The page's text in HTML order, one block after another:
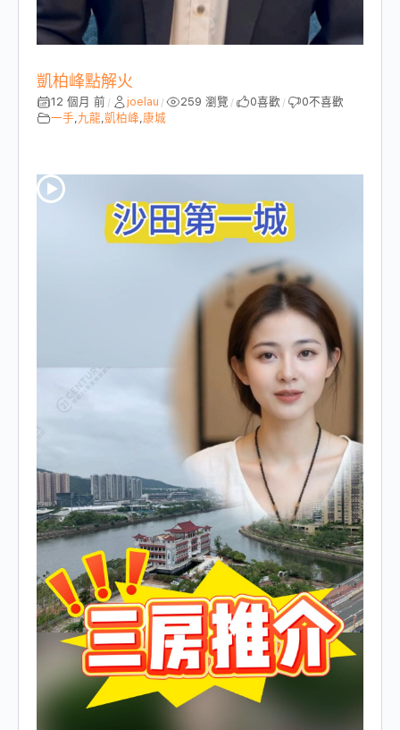
凱柏峰點解火
12 個月 前 / joelau / 259 瀏覽 / 0喜歡 / 0不喜歡
一手,九龍,凱柏峰,康城